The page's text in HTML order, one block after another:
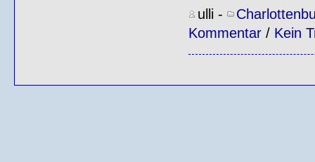
ulli -
Kommentar/ Kein